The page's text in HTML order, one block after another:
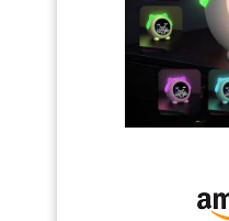
réveiller les gros dormeurs. De
plus, vous pouvez facilement
régler les alarmes des jours de
la semaine et des 7 jours grâce
à la fonction exclusive jour de la
semaine/week-end, ce qui est
idéal pour les étudiants et les
travailleurs ! La fonction Snooze
chevet fonctionne avec une